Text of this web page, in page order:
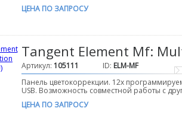
ЦЕНА ПО ЗАПРОСУ
Tangent Element Mf:
Артикул: 105111 ID: ELM-MF
Панель цветокоррекции. 12х
USB. Возможность совместной работы с
ЦЕНА ПО ЗАПРОСУ